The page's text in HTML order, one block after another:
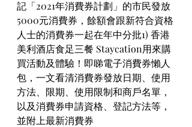
記「2021年消費券計劃」的市民發放
5000元消費券，餘額會跟新符合資格
人士的消費券一起在年中分批1) 香港
美利酒店食足三餐 Staycation用來購
買活動及體驗！即睇電子消費券懶人
包，一文看清消費券發放日期、使用
方法、限期、使用限制和商戶名單，
以及消費券申請資格、登記方法等，
並附上最新消費券